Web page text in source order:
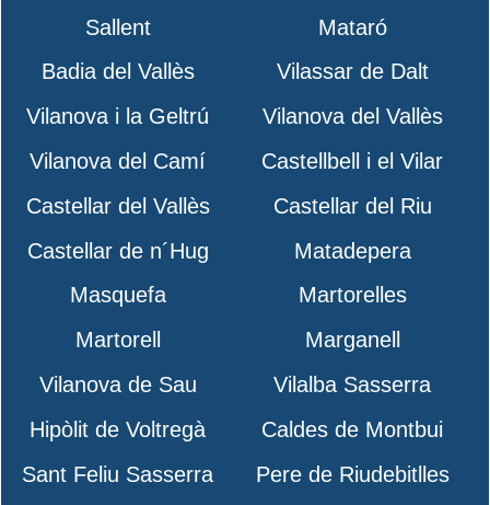
Sallent
Mataró
Badia del Vallès
Vilassar de Dalt
Vilanova i la Geltrú
Vilanova del Vallès
Vilanova del Camí
Castellbell i el Vilar
Castellar del Vallès
Castellar del Riu
Castellar de n´Hug
Matadepera
Masquefa
Martorelles
Martorell
Marganell
Vilanova de Sau
Vilalba Sasserra
Hipòlit de Voltregà
Caldes de Montbui
Sant Feliu Sasserra
Pere de Riudebitlles